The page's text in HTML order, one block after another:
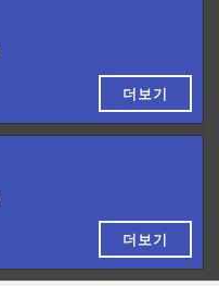
더보기
더보기